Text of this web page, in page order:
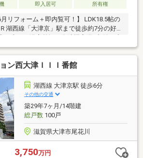
即入居可 所有権
月リフォーム＋即内覧可！】 LDK18.5帖の
湖西線「大津京」駅まで徒歩約7分の好立
に使える納戸付き
ン西大津ＩＩＩ番館
湖西線 大津京駅 徒歩6分
その他の交通
築29年7ヶ月/14階建
総戸数100戸
滋賀県大津市尾花川
3,750万円